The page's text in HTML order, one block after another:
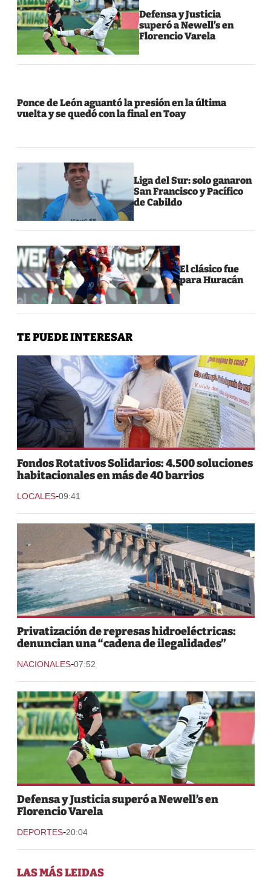
Defensa y Justicia
superó a Newell’s en
Florencio Varela
Ponce de León aguantó la presión en la última
vuelta y se quedó con la final en Toay
Liga del Sur: solo ganaron
San Francisco y Pacífico
de Cabildo
El clásico fue
para Huracán
TE PUEDE INTERESAR
Fondos Rotativos Solidarios: 4.500 soluciones
habitacionales en más de 40 barrios
LOCALES-09:41
Privatización de represas hidroeléctricas:
denuncian una “cadena de ilegalidades”
NACIONALES-07:52
Defensa y Justicia superó a Newell’s en
Florencio Varela
DEPORTES-20:04
LAS MÁS LEIDAS